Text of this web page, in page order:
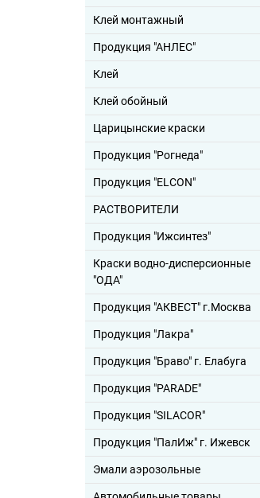
Клей монтажный
Продукция "АНЛЕС"
Клей
Клей обойный
Царицынские краски
Продукция "Рогнеда"
Продукция "ELCON"
РАСТВОРИТЕЛИ
Продукция "Ижсинтез"
Краски водно-дисперсионные
"ОДА"
Продукция "АКВЕСТ" г.Москва
Продукция "Лакра"
Продукция "Браво" г. Елабуга
Продукция "PARADE"
Продукция "SILACOR"
Продукция "ПалИж" г. Ижевск
Эмали аэрозольные